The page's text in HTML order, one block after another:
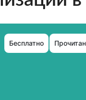
Бесплатно